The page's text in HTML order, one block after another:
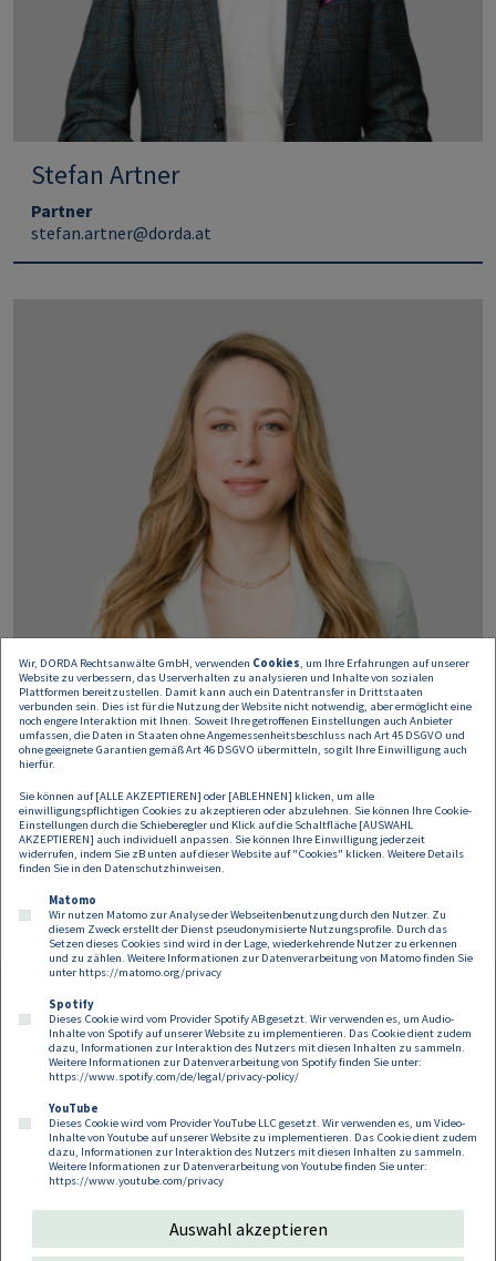
Stefan Artner
Partner
stefan.artner@dorda.at
Magdalena Brandstetter
Partnerin
magdalena.brandstetter@dorda.at
Footer
Kontakt Datenschutz
Impressum
Compliance
Cookies
Wir, DORDA Rechtsanwälte GmbH, verwenden Cookies, um Ihre Erfahrungen auf unserer
Website zu verbessern, das Userverhalten zu analysieren und Inhalte von sozialen
Plattformen bereitzustellen. Damit kann auch ein Datentransfer in Drittstaaten
verbunden sein. Dies ist für die Nutzung der Website nicht notwendig, aber ermöglicht eine
noch engere Interaktion mit Ihnen. Soweit Ihre getroffenen Einstellungen auch Anbieter
umfassen, die Daten in Staaten ohne Angemessenheitsbeschluss nach Art 45 DSGVO und
ohne geeignete Garantien gemäß Art 46 DSGVO übermitteln, so gilt Ihre Einwilligung auch
hierfür.
Sie können auf [ALLE AKZEPTIEREN] oder [ABLEHNEN] klicken, um alle
einwilligungspflichtigen Cookies zu akzeptieren oder abzulehnen. Sie können Ihre Cookie-
Einstellungen durch die Schieberegler und Klick auf die Schaltfläche [AUSWAHL
AKZEPTIEREN] auch individuell anpassen. Sie können Ihre Einwilligung jederzeit
widerrufen, indem Sie zB unten auf dieser Website auf "Cookies" klicken. Weitere Details
finden Sie in den Datenschutzhinweisen.
Matomo
Wir nutzen Matomo zur Analyse der Webseitenbenutzung durch den Nutzer. Zu
diesem Zweck erstellt der Dienst pseudonymisierte Nutzungsprofile. Durch das
Setzen dieses Cookies sind wird in der Lage, wiederkehrende Nutzer zu erkennen
und zu zählen. Weitere Informationen zur Datenverarbeitung von Matomo finden Sie
unter https://matomo.org/privacy
Spotify
Dieses Cookie wird vom Provider Spotify AB gesetzt. Wir verwenden es, um Audio-
Inhalte von Spotify auf unserer Website zu implementieren. Das Cookie dient zudem
dazu, Informationen zur Interaktion des Nutzers mit diesen Inhalten zu sammeln.
Weitere Informationen zur Datenverarbeitung von Spotify finden Sie unter:
https://www.spotify.com/de/legal/privacy-policy/
YouTube
Dieses Cookie wird vom Provider YouTube LLC gesetzt. Wir verwenden es, um Video-
Inhalte von Youtube auf unserer Website zu implementieren. Das Cookie dient zudem
dazu, Informationen zur Interaktion des Nutzers mit diesen Inhalten zu sammeln.
Weitere Informationen zur Datenverarbeitung von Youtube finden Sie unter:
https://www.youtube.com/privacy
Auswahl akzeptieren
Follow us on:
Copyright 2026